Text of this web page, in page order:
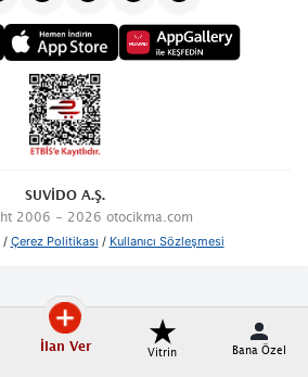
SUVİDO A.Ş.
2006 - 2026 otocikma.com
/ Çerez Politikası / Kullanıcı Sözleşmesi
İlan Ver Vitrin Bana Özel